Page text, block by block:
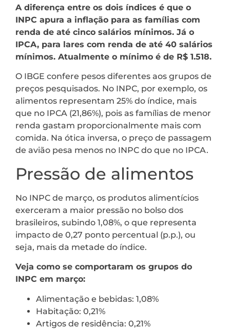
A diferença entre os dois índices é que o
INPC apura a inflação para as famílias com
renda de até cinco salários mínimos. Já o
IPCA, para lares com renda de até 40 salários
mínimos. Atualmente o mínimo é de R$ 1.518.
O IBGE confere pesos diferentes aos grupos de
preços pesquisados. No INPC, por exemplo, os
alimentos representam 25% do índice, mais
que no IPCA (21,86%), pois as famílias de menor
renda gastam proporcionalmente mais com
comida. Na ótica inversa, o preço de passagem
de avião pesa menos no INPC do que no IPCA.
Pressão de alimentos
No INPC de março, os produtos alimentícios
exerceram a maior pressão no bolso dos
brasileiros, subindo 1,08%, o que representa
impacto de 0,27 ponto percentual (p.p.), ou
seja, mais da metade do índice.
Veja como se comportaram os grupos do
INPC em março:
Alimentação e bebidas: 1,08%
Habitação: 0,21%
Artigos de residência: 0,21%